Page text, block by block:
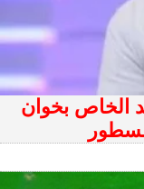
الخاص بخوان